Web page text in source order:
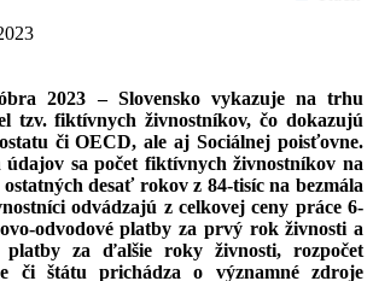
2023 – Slovensko vykazuje na trhu
tzv. fiktívnych živnostníkov, čo dokazujú
či OECD, ale aj Sociálnej poisťovne.
sa počet fiktívnych živnostníkov na
desať rokov z 84-tisíc na bezmála
odvádzajú z celkovej ceny práce 6-
odvodové platby za prvý rok živnosti a
platby za ďalšie roky živnosti, rozpočet
či štátu prichádza o významné zdroje